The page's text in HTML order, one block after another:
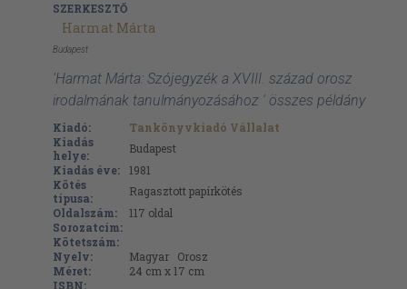
SZERKESZTŐ
Harmat Márta
Budapest
'Harmat Márta: Szójegyzék a XVIII. század orosz
irodalmának tanulmányozásához ' összes példány
Kiadó:
Tankönyvkiadó Vállalat
Kiadás
helye:
Budapest
Kiadás éve:
1981
Kötés
típusa:
Ragasztott papírkötés
Oldalszám:
117 oldal
Sorozatcím:
Kötetszám:
Nyelv:
Magyar
Orosz
Méret:
24 cm x 17 cm
ISBN: